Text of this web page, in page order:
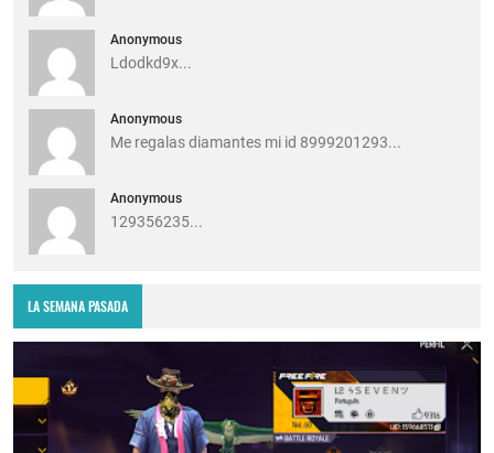
Anonymous
Ldodkd9x...
Anonymous
Me regalas diamantes mi id 8999201293...
Anonymous
129356235...
LA SEMANA PASADA